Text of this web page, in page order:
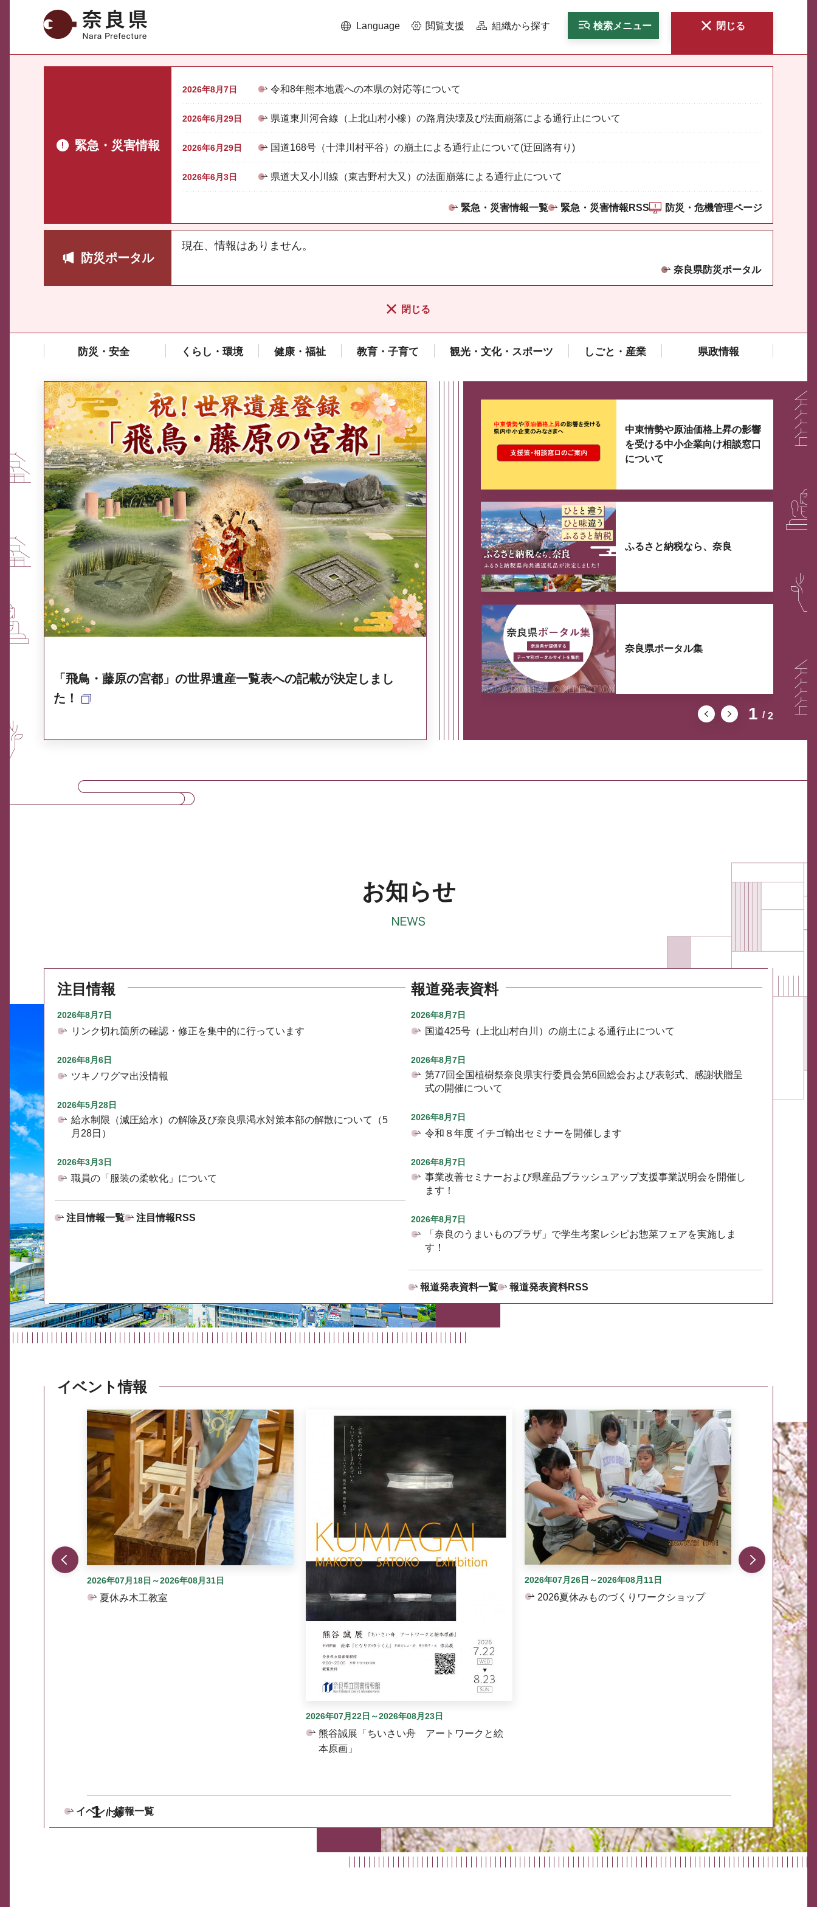
奈良県 Language 閲覧支援 組織から探す 検索メニュー 閉じる
緊急・災害情報
2026年8月7日 令和8年熊本地震への本県の対応等について
2026年6月29日 県道東川河合線（上北山村小橡）の路肩決壊及び法面崩落による通行止について
2026年6月29日 国道168号（十津川村平谷）の崩土による通行止について(迂回路有り)
2026年6月3日 県道大又小川線（東吉野村大又）の法面崩落による通行止について
緊急・災害情報一覧 緊急・災害情報RSS 防災・危機管理ページ
防災ポータル
現在、情報はありません。
奈良県防災ポータル
閉じる
防災・安全 くらし・環境 健康・福祉 教育・子育て 観光・文化・スポーツ しごと・産業 県政情報
「飛鳥・藤原の宮都」の世界遺産一覧表への記載が決定しまし
た！
ここから最大3つずつ情報が表示されるスライダーがあります。
1 2
中東情勢や原油価格上昇の影響
を受ける中小企業向け相談窓口
について
ふるさと納税なら、奈良
県広報誌「県民だより奈良」
2026年8月号
奈良県政策集
中東情勢や原油価格上昇の影響
を受ける中小企業向け相談窓口
について
ふるさと納税なら、奈良
奈良県ポータル集
お知らせ
注目情報
2026年8月7日
リンク切れ箇所の確認・修正を集中的に行っています
2026年8月6日
ツキノワグマ出没情報
2026年5月28日
給水制限（減圧給水）の解除及び奈良県渇水対策本部の解散について（5
月28日）
2026年3月3日
職員の「服装の柔軟化」について
注目情報一覧 注目情報RSS
報道発表資料
2026年8月7日
国道425号（上北山村白川）の崩土による通行止について
2026年8月7日
第77回全国植樹祭奈良県実行委員会第6回総会および表彰式、感謝状贈呈
式の開催について
2026年8月7日
令和８年度 イチゴ輸出セミナーを開催します
2026年8月7日
事業改善セミナーおよび県産品ブラッシュアップ支援事業説明会を開催し
ます！
2026年8月7日
「奈良のうまいものプラザ」で学生考案レシピお惣菜フェアを実施しま
す！
報道発表資料一覧 報道発表資料RSS
イベント情報
1 30
2026年07月18日～2026年08月31日
夏休み木工教室
2026年07月22日～2026年08月23日
熊谷誠展「ちいさい舟 アートワークと絵
本原画」
2026年07月26日～2026年08月11日
2026夏休みものづくりワークショップ
イベント情報一覧